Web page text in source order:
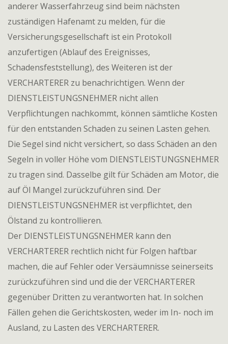
anderer Wasserfahrzeug sind beim nächsten
zuständigen Hafenamt zu melden, für die
Versicherungsgesellschaft ist ein Protokoll
anzufertigen (Ablauf des Ereignisses,
Schadensfeststellung), des Weiteren ist der
VERCHARTERER zu benachrichtigen. Wenn der
DIENSTLEISTUNGSNEHMER nicht allen
Verpflichtungen nachkommt, können sämtliche Kosten
für den entstanden Schaden zu seinen Lasten gehen.
Die Segel sind nicht versichert, so dass Schäden an den
Segeln in voller Höhe vom DIENSTLEISTUNGSNEHMER
zu tragen sind. Dasselbe gilt für Schäden am Motor, die
auf Öl Mangel zurückzuführen sind. Der
DIENSTLEISTUNGSNEHMER ist verpflichtet, den
Ölstand zu kontrollieren.
Der DIENSTLEISTUNGSNEHMER kann den
VERCHARTERER rechtlich nicht für Folgen haftbar
machen, die auf Fehler oder Versäumnisse seinerseits
zurückzuführen sind und die der VERCHARTERER
gegenüber Dritten zu verantworten hat. In solchen
Fällen gehen die Gerichtskosten, weder im In- noch im
Ausland, zu Lasten des VERCHARTERER.